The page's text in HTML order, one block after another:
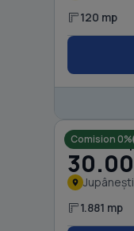
120 mp
Comision 0%
Casă în
Jupânești
1.881 mp